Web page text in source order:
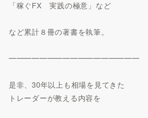
「稼ぐFX 実践の極意」など
など累計８冊の著書を執筆。
━━━━━━━━━━━━━━━━━
是非、30年以上も相場を見てきた
トレーダーが教える内容を